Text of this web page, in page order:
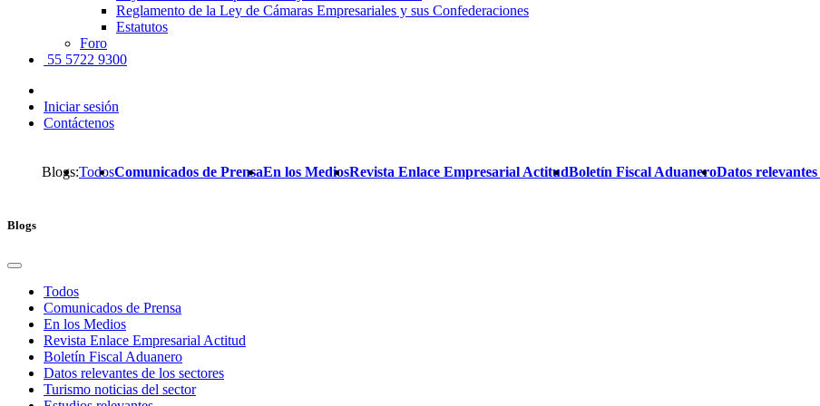
Reglamento de la Ley de Cámaras Empresariales y sus Confederaciones
Estatutos
Foro
55 5722 9300
Iniciar sesión
Contáctenos
Blogs:TodosComunicados de PrensaEn los MediosRevista Enlace Empresarial ActitudBoletín Fiscal AduaneroDatos relevantes
Blogs
Todos
Comunicados de Prensa
En los Medios
Revista Enlace Empresarial Actitud
Boletín Fiscal Aduanero
Datos relevantes de los sectores
Turismo noticias del sector